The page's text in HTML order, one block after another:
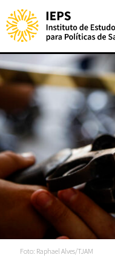
Foto: Raphael Alves/TJAM